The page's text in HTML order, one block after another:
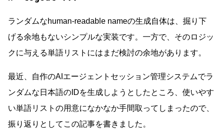
ランダムなhuman-readable nameの生成自体は、掘り下
げる余地もないシンプルな実装です。一方で、そのロジッ
クに与える単語リストにはまだ検討の余地があります。
最近、自作のAIエージェントセッション管理システムでラ
ンダムな日本語のIDを生成しようとしたところ、使いやす
い単語リストの用意になかなか手間取ってしまったので、
振り返りとしてこの記事を書きました。